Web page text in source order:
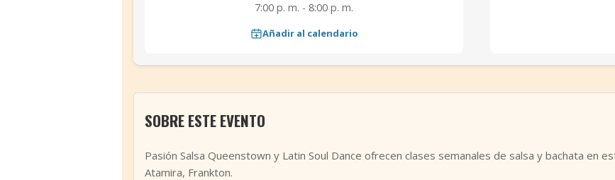
7:00 p. m. - 8:00 p. m.
Añadir al calendario
SOBRE ESTE EVENTO
Pasión Salsa Queenstown y Latin Soul Dance ofrecen clases semanales de salsa y bachata en
Atamira, Frankton.